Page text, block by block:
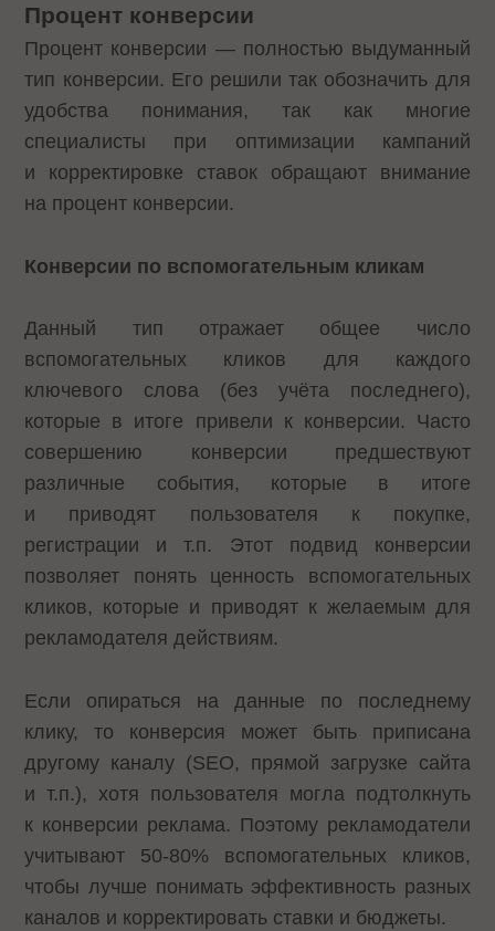
Процент конверсии
Процент конверсии — полностью выдуманный
тип конверсии. Его решили так обозначить для
удобства понимания, так как многие
специалисты при оптимизации кампаний
и корректировке ставок обращают внимание
на процент конверсии.
Конверсии по вспомогательным кликам
Данный тип отражает общее число
вспомогательных кликов для каждого
ключевого слова (без учёта последнего),
которые в итоге привели к конверсии. Часто
совершению конверсии предшествуют
различные события, которые в итоге
и приводят пользователя к покупке,
регистрации и т.п. Этот подвид конверсии
позволяет понять ценность вспомогательных
кликов, которые и приводят к желаемым для
рекламодателя действиям.
Если опираться на данные по последнему
клику, то конверсия может быть приписана
другому каналу (SEO, прямой загрузке сайта
и т.п.), хотя пользователя могла подтолкнуть
к конверсии реклама. Поэтому рекламодатели
учитывают 50-80% вспомогательных кликов,
чтобы лучше понимать эффективность разных
каналов и корректировать ставки и бюджеты.